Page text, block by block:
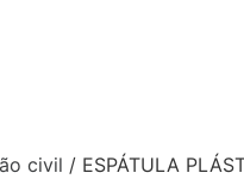
civil / ESPÁTULA